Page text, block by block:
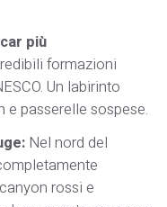
più
formazioni
Un labirinto
passerelle sospese.
Nel nord del
rossi e